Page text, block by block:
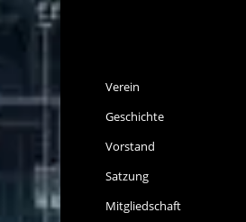
Verein
Geschichte
Vorstand
Satzung
Mitgliedschaft